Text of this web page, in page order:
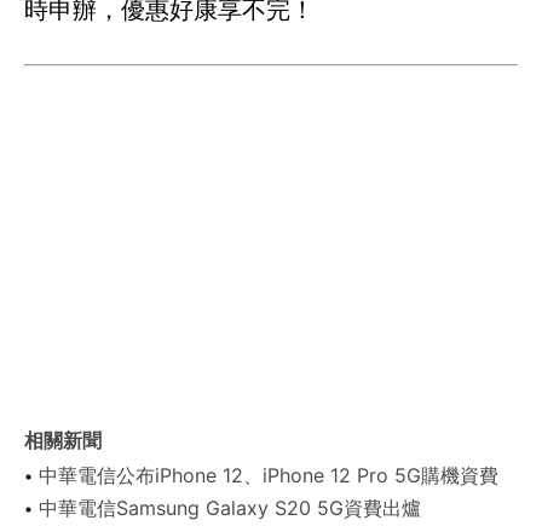
時申辦，優惠好康享不完！
相關新聞
中華電信公布iPhone 12、iPhone 12 Pro 5G購機資費
中華電信Samsung Galaxy S20 5G資費出爐